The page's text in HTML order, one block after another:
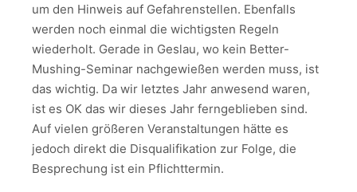
um den Hinweis auf Gefahrenstellen. Ebenfalls
werden noch einmal die wichtigsten Regeln
wiederholt. Gerade in Geslau, wo kein Better-
Mushing-Seminar nachgewießen werden muss, ist
das wichtig. Da wir letztes Jahr anwesend waren,
ist es OK das wir dieses Jahr ferngeblieben sind.
Auf vielen größeren Veranstaltungen hätte es
jedoch direkt die Disqualifikation zur Folge, die
Besprechung ist ein Pflichttermin.